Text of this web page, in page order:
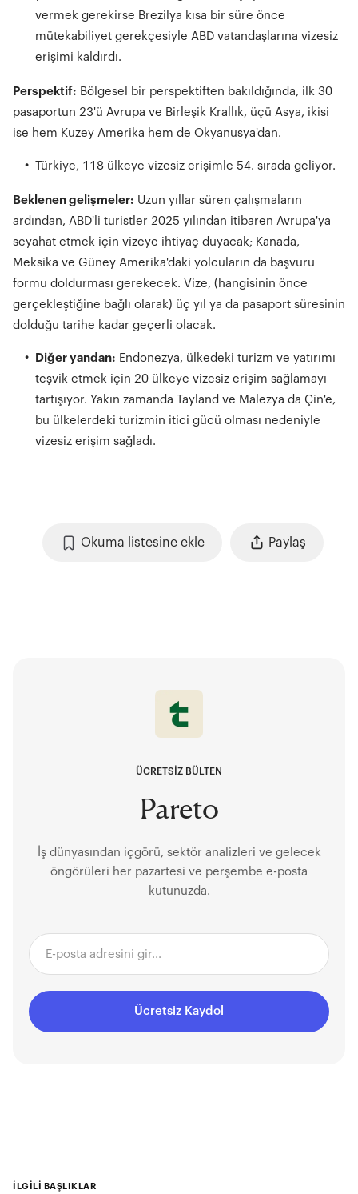
vermek gerekirse Brezilya kısa bir süre önce
mütekabiliyet gerekçesiyle ABD vatandaşlarına vizesiz
erişimi kaldırdı.
Perspektif: Bölgesel bir perspektiften bakıldığında, ilk 30
pasaportun 23'ü Avrupa ve Birleşik Krallık, üçü Asya, ikisi
ise hem Kuzey Amerika hem de Okyanusya'dan.
Türkiye, 118 ülkeye vizesiz erişimle 54. sırada geliyor.
Beklenen gelişmeler: Uzun yıllar süren çalışmaların
ardından, ABD'li turistler 2025 yılından itibaren Avrupa'ya
seyahat etmek için vizeye ihtiyaç duyacak; Kanada,
Meksika ve Güney Amerika'daki yolcuların da başvuru
formu doldurması gerekecek. Vize, (hangisinin önce
gerçekleştiğine bağlı olarak) üç yıl ya da pasaport süresinin
dolduğu tarihe kadar geçerli olacak.
Diğer yandan: Endonezya, ülkedeki turizm ve yatırımı
teşvik etmek için 20 ülkeye vizesiz erişim sağlamayı
tartışıyor. Yakın zamanda Tayland ve Malezya da Çin'e,
bu ülkelerdeki turizmin itici gücü olması nedeniyle
vizesiz erişim sağladı.
Okuma listesine ekle Paylaş
ÜCRETSİZ BÜLTEN
Pareto
İş dünyasından içgörü, sektör analizleri ve gelecek
öngörüleri her pazartesi ve perşembe e-posta
kutunuzda.
Ücretsiz Kaydol
İLGİLİ BAŞLIKLAR